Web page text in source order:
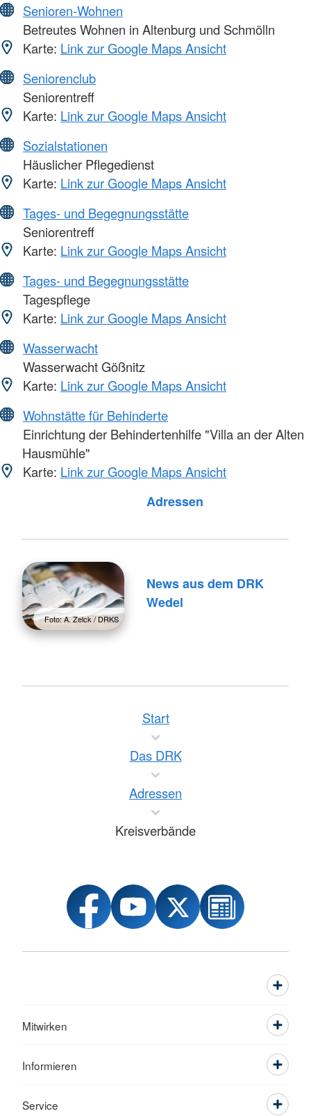
Senioren-Wohnen
Betreutes Wohnen in Altenburg und Schmölln
Karte: Link zur Google Maps Ansicht
Seniorenclub
Seniorentreff
Karte: Link zur Google Maps Ansicht
Sozialstationen
Häuslicher Pflegedienst
Karte: Link zur Google Maps Ansicht
Tages- und Begegnungsstätte
Seniorentreff
Karte: Link zur Google Maps Ansicht
Tages- und Begegnungsstätte
Tagespflege
Karte: Link zur Google Maps Ansicht
Wasserwacht
Wasserwacht Gößnitz
Karte: Link zur Google Maps Ansicht
Wohnstätte für Behinderte
Einrichtung der Behindertenhilfe "Villa an der Alten
Hausmühle"
Karte: Link zur Google Maps Ansicht
Adressen
Foto: A. Zelck / DRKS
News aus dem DRK
Wedel
Start
Das DRK
Adressen
Kreisverbände
Mitwirken
Informieren
Service